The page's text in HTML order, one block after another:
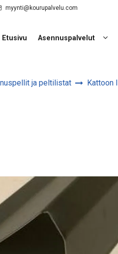
myynti@kourupalvelu.com
Etusivu Asennuspalvelut
ja peltilistat Kattoon